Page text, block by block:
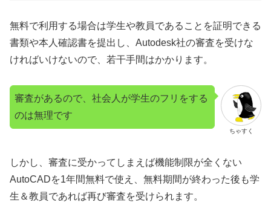
無料で利用する場合は学生や教員であることを証明できる
書類や本人確認書を提出し、Autodesk社の審査を受けな
ければいけないので、若干手間はかかります。
ちゃすく
審査があるので、社会人が学生のフリをする
のは無理です
しかし、審査に受かってしまえば機能制限が全くない
AutoCADを1年間無料で使え、無料期間が終わった後も学
生＆教員であれば再び審査を受けられます。